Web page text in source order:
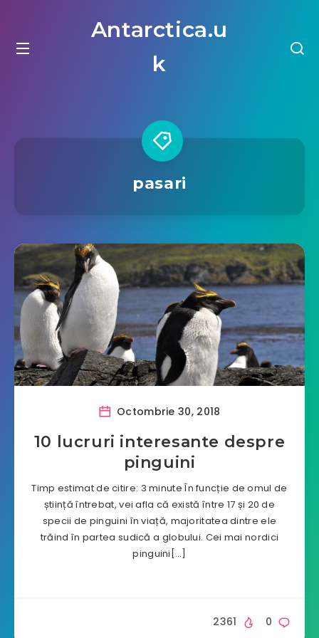
Antarctica.u
k
pasari
Octombrie 30, 2018
10 lucruri interesante despre
pinguini
Timp estimat de citire: 3 minute În funcție de omul de
știință întrebat, vei afla că există între 17 și 20 de
specii de pinguini în viață, majoritatea dintre ele
trăind în partea sudică a globului. Cei mai nordici
pinguini[…]
0
2361